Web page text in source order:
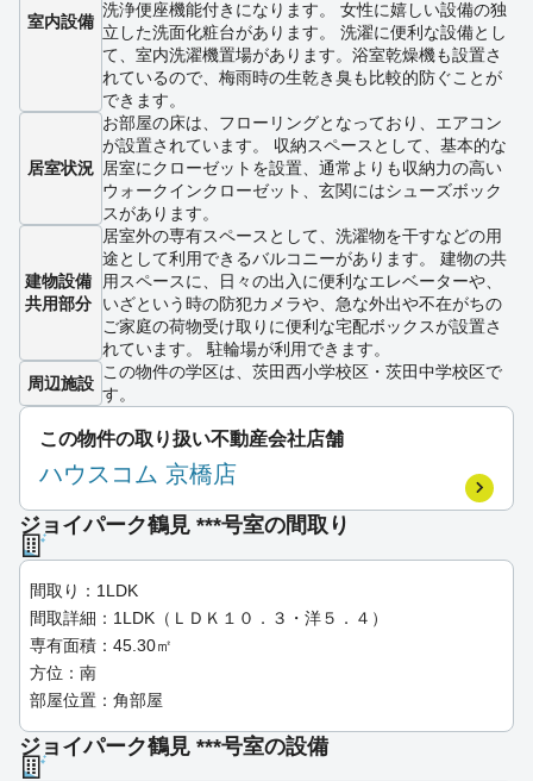
室内設備
洗浄便座機能付きになります。 女性に嬉しい設備の独
立した洗面化粧台があります。 洗濯に便利な設備とし
て、室内洗濯機置場があります。浴室乾燥機も設置さ
れているので、梅雨時の生乾き臭も比較的防ぐことが
できます。
居室状況
お部屋の床は、フローリングとなっており、エアコン
が設置されています。 収納スペースとして、基本的な
居室にクローゼットを設置、通常よりも収納力の高い
ウォークインクローゼット、玄関にはシューズボック
スがあります。
建物設備
共用部分
居室外の専有スペースとして、洗濯物を干すなどの用
途として利用できるバルコニーがあります。 建物の共
用スペースに、日々の出入に便利なエレベーターや、
いざという時の防犯カメラや、急な外出や不在がちの
ご家庭の荷物受け取りに便利な宅配ボックスが設置さ
れています。 駐輪場が利用できます。
周辺施設
この物件の学区は、茨田西小学校区・茨田中学校区で
す。
この物件の取り扱い不動産会社店舗
ハウスコム 京橋店
ジョイパーク鶴見 ***号室の間取り
間取り：1LDK
間取詳細：1LDK（ＬＤＫ１０．３・洋５．４）
専有面積：45.30㎡
方位：南
部屋位置：角部屋
ジョイパーク鶴見 ***号室の設備